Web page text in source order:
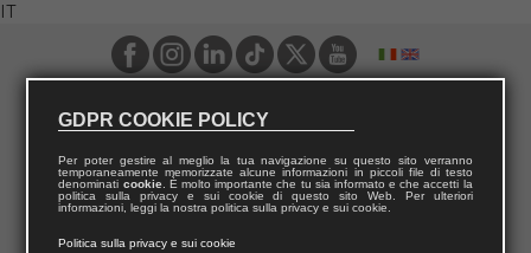
IT
GDPR COOKIE POLICY
Per poter gestire al meglio la tua navigazione su questo sito verranno
temporaneamente memorizzate alcune informazioni in piccoli file di testo
denominati cookie. È molto importante che tu sia informato e che accetti la
politica sulla privacy e sui cookie di questo sito Web. Per ulteriori
informazioni, leggi la nostra politica sulla privacy e sui cookie.
Politica sulla privacy e sui cookie